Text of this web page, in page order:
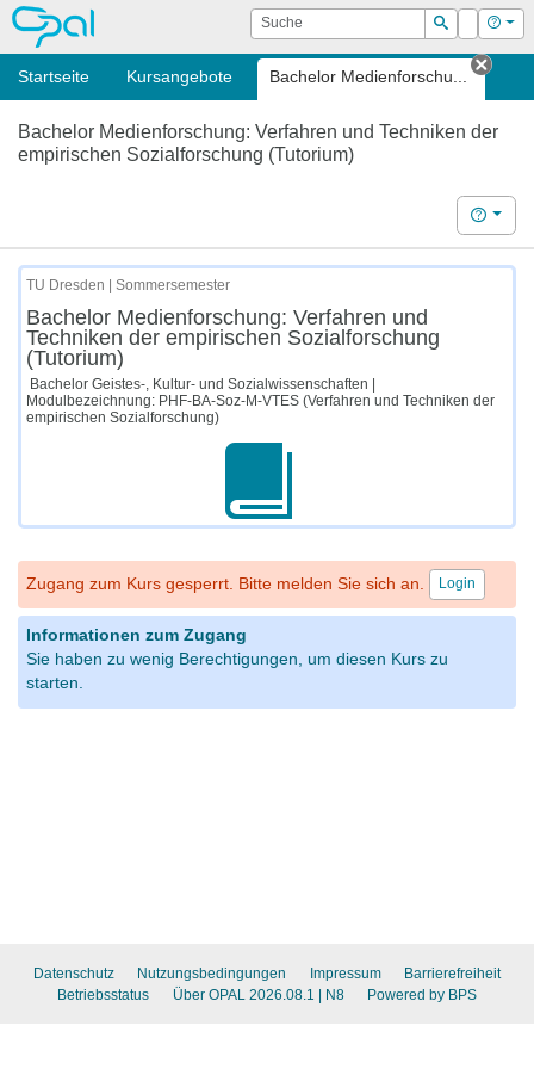
OPAL Suche
Suchen
Login Hilfe
Startseite Kursangebote Bachelor Medienforschu...
Tab
Bachelor Medienforschung: Verfahren und Techniken der
empirischen Sozialforschung (Tutorium)
Hilfe
TU Dresden | Sommersemester
Bachelor Medienforschung: Verfahren und
Techniken der empirischen Sozialforschung
(Tutorium)
Bachelor Geistes-, Kultur- und Sozialwissenschaften |
Modulbezeichnung: PHF-BA-Soz-M-VTES (Verfahren und Techniken der
empirischen Sozialforschung)
Zugang zum Kurs gesperrt. Bitte melden Sie sich an. Login
Informationen zum Zugang
Sie haben zu wenig Berechtigungen, um diesen Kurs zu
starten.
Datenschutz Nutzungsbedingungen Impressum
Barrierefreiheit
Betriebsstatus
Über OPAL 2026.08.1 | N8 Powered by BPS